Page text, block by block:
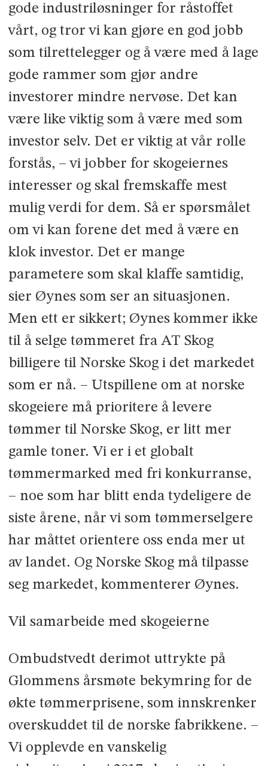
gode industriløsninger for råstoffet
vårt, og tror vi kan gjøre en god jobb
som tilrettelegger og å være med å lage
gode rammer som gjør andre
investorer mindre nervøse. Det kan
være like viktig som å være med som
investor selv. Det er viktig at vår rolle
forstås, – vi jobber for skogeiernes
interesser og skal fremskaffe mest
mulig verdi for dem. Så er spørsmålet
om vi kan forene det med å være en
klok investor. Det er mange
parametere som skal klaffe samtidig,
sier Øynes som ser an situasjonen.
Men ett er sikkert; Øynes kommer ikke
til å selge tømmeret fra AT Skog
billigere til Norske Skog i det markedet
som er nå. – Utspillene om at norske
skogeiere må prioritere å levere
tømmer til Norske Skog, er litt mer
gamle toner. Vi er i et globalt
tømmermarked med fri konkurranse,
– noe som har blitt enda tydeligere de
siste årene, når vi som tømmerselgere
har måttet orientere oss enda mer ut
av landet. Og Norske Skog må tilpasse
seg markedet, kommenterer Øynes.
Vil samarbeide med skogeierne
Ombudstvedt derimot uttrykte på
Glommens årsmøte bekymring for de
økte tømmerprisene, som innskrenker
overskuddet til de norske fabrikkene. –
Vi opplevde en vanskelig